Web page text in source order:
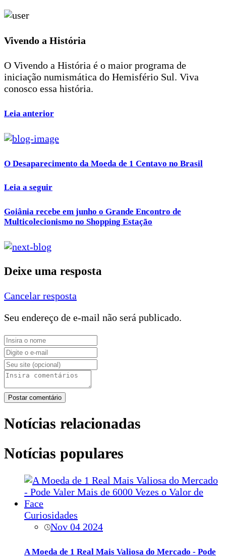
Vivendo a História
O Vivendo a História é o maior programa de
iniciação numismática do Hemisfério Sul. Viva
conosco essa história.
Leia anterior
O Desaparecimento da Moeda de 1 Centavo no Brasil
Leia a seguir
Goiânia recebe em junho o Grande Encontro de
Multicolecionismo no Shopping Estação
Deixe uma resposta
Cancelar resposta
Seu endereço de e-mail não será publicado.
Postar comentário
Notícias relacionadas
Notícias populares
Curiosidades
Nov 04 2024
A Moeda de 1 Real Mais Valiosa do Mercado - Pode